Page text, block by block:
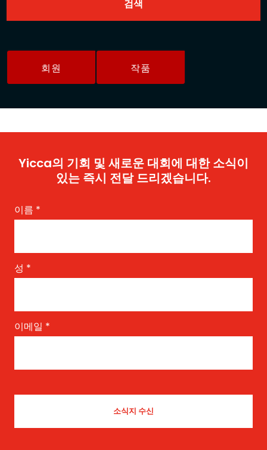
회원 작품
Yicca의 기회 및 새로운 대회에 대한 소식이
있는 즉시 전달 드리겠습니다.
이름 *
성 *
이메일 *